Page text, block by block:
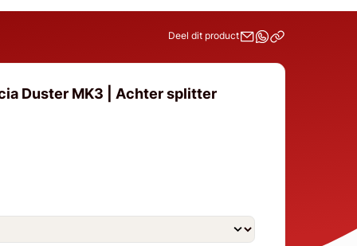
Deel dit product
Duster MK3 | Achter splitter